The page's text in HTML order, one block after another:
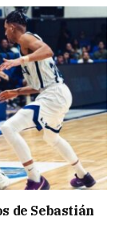
de Sebastián